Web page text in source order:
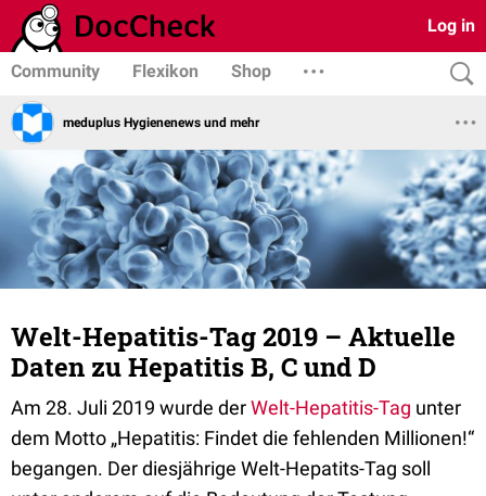
Log in
Community Flexikon Shop
meduplus Hygienenews und mehr
Welt-Hepatitis-Tag 2019 – Aktuelle
Daten zu Hepatitis B, C und D
Am 28. Juli 2019 wurde derWelt-Hepatitis-Tag unter
dem Motto „Hepatitis: Findet die fehlenden Millionen!“
begangen. Der diesjährige Welt-Hepatits-Tag soll